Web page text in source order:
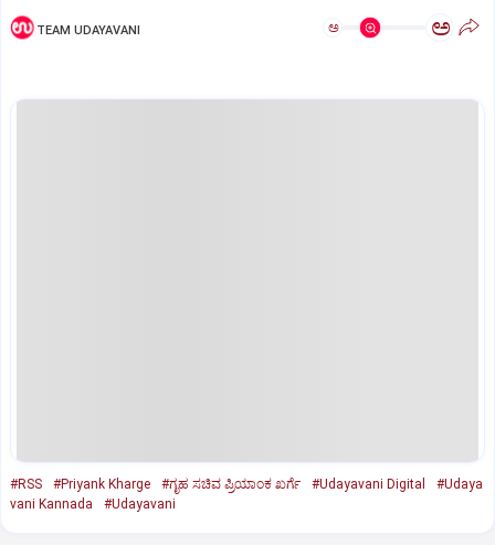
TEAM UDAYAVANI ಅ ಅ
#RSS #Priyank Kharge #ಗೃಹ ಸಚಿವ ಪ್ರಿಯಾಂಕ ಖರ್ಗೆ #Udayavani Digital
#Udaya
vani Kannada
#Udayavani